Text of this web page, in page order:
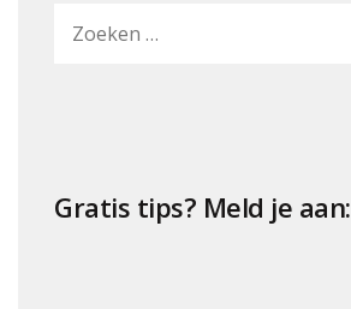
Gratis tips? Meld je aan: